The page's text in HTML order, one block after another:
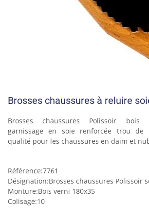
Brosses chaussures à reluire
Brosses chaussures Polissoir bois
garnissage en soie renforcée trou de
qualité pour les chaussures en daim et
Référence:7761
Désignation:Brosses chaussures Polissoir
Monture:Bois verni 180x35
Colisage:10